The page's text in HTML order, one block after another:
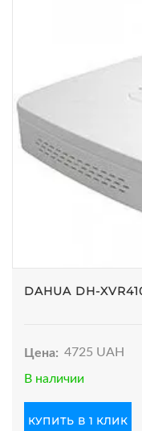
DAHUA DH-
Цена: 4725 UAH
В наличии
КУПИТЬ В 1 КЛИК